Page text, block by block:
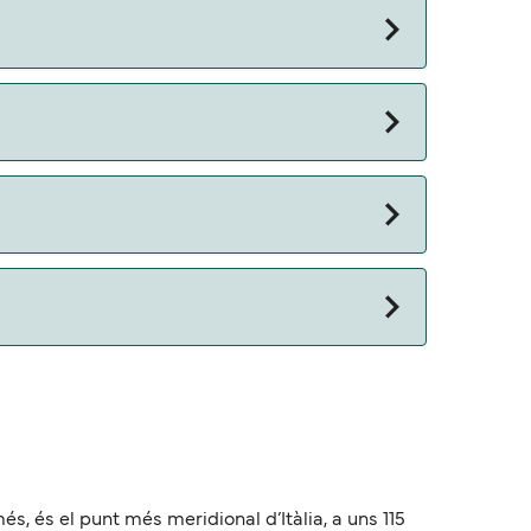
és el punt més meridional d’Itàlia, a uns 115